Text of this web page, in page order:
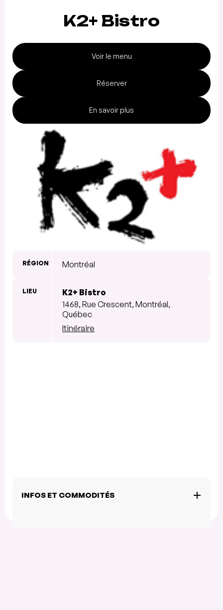
K2+ Bistro
Voir le menu
Réserver
En savoir plus
RÉGION Montréal
LIEU
K2+ Bistro
1468, Rue Crescent, Montréal,
Québec
Itinéraire
INFOS ET COMMODITÉS